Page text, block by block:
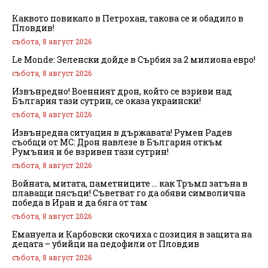
Каквото повикало в Петрохан, такова се и обадило в
Пловдив!
събота, 8 август 2026
Le Monde: Зеленски дойде в Сърбия за 2 милиона евро!
събота, 8 август 2026
Извънредно! Военният дрон, който се взриви над
България тази сутрин, се оказа украински!
събота, 8 август 2026
Извънредна ситуация в държавата! Румен Радев
съобщи от МС: Дрон навлезе в България откъм
Румъния и бе взривен тази сутрин!
събота, 8 август 2026
Войната, митата, паметниците … как Тръмп затъна в
плаващи пясъци! Съветват го да обяви символична
победа в Иран и да бяга от там
събота, 8 август 2026
Емануела и Карбовски скочиха с позиция в защита на
децата – убийци на педофили от Пловдив
събота, 8 август 2026